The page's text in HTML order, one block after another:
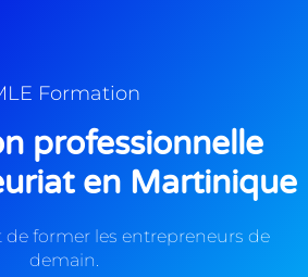
Formation
professionnelle
en Martinique
de former les entrepreneurs de
demain.